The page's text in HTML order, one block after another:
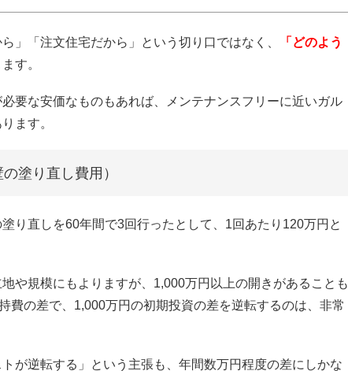
」「注文住宅だから」という切り口ではなく、
「どのよう
す。
要な安価なものもあれば、メンテナンスフリーに近いガル
ます。
塗り直し費用）
り直しを60年間で3回行ったとして、1回あたり120万円と
や規模にもよりますが、1,000万円以上の開きがあることも
費の差で、1,000万円の初期投資の差を逆転するのは、非常
が逆転する」という主張も、年間数万円程度の差にしかな